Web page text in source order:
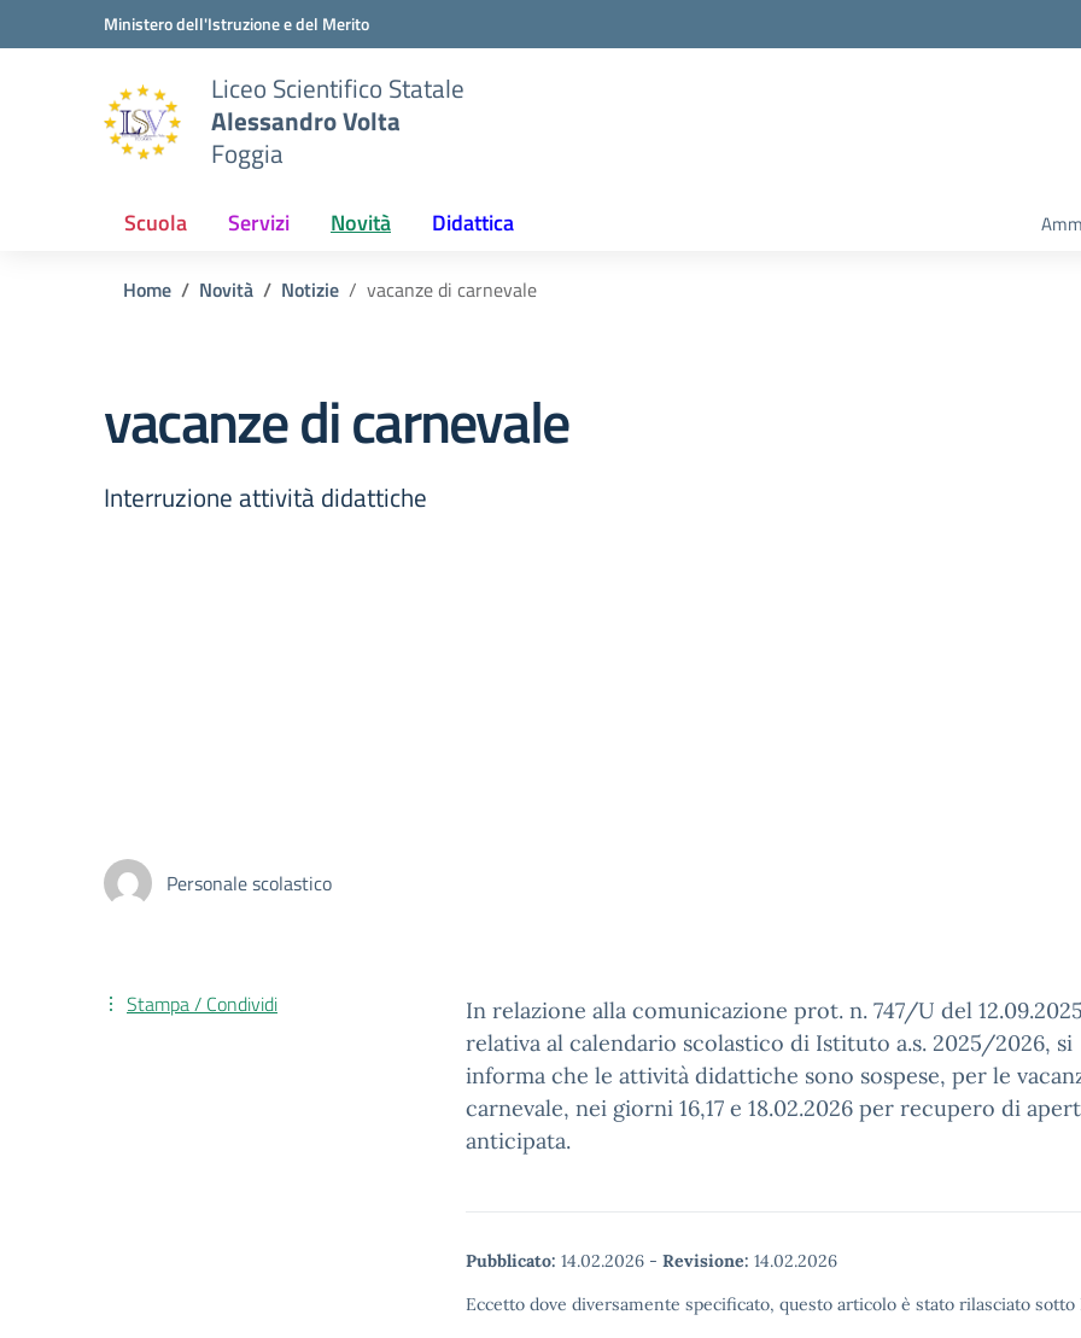
Vai ai contenuti
Vai al menu di navigazioneMinistero dell'Istruzione e del Merito
Liceo Scientifico Statale
Alessandro Volta
Foggia
Scuola Servizi Novità Didattica
Home Novità Notizie vacanze di carnevale
vacanze di carnevale
Interruzione attività didattiche
Personale scolastico
In relazione alla comunicazione prot. n. 747/U del 12.09.2025
relativa al calendario scolastico di Istituto a.s. 2025/2026, si
informa che le attività didattiche sono sospese, per le
carnevale, nei giorni 16,17 e 18.02.2026 per recupero di
anticipata.
Pubblicato: 14.02.2026 - Revisione: 14.02.2026
Eccetto dove diversamente specificato, questo articolo è stato rilasciato
Stampa / Condividi